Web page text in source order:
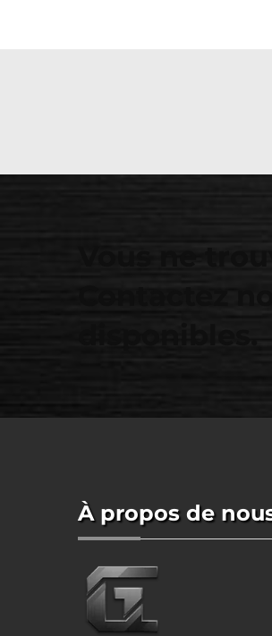
Vous ne
Contactez
À propos de